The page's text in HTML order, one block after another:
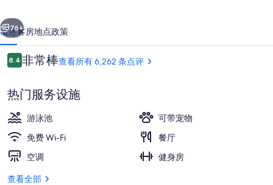
日
酒
店
的
照
片
库
3 间餐厅，供应早餐、午餐和晚餐
个 下一个
76+
概述客房地点政策
点
评
8.48.4/10
非常棒查看所有 6,262 条点评
热门服务设施
游泳池
可带宠物
免费 Wi-Fi
餐厅
空调
健身房
查看全部